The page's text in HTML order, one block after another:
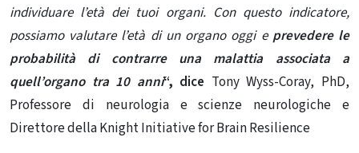
individuare l’età dei tuoi organi. Con questo indicatore,
possiamo valutare l’età di un organo oggi e prevedere le
probabilità di contrarre una malattia associata a
quell’organo tra 10 anni“, dice Tony Wyss-Coray, PhD,
Professore di neurologia e scienze neurologiche e
Direttore della Knight Initiative for Brain Resilience